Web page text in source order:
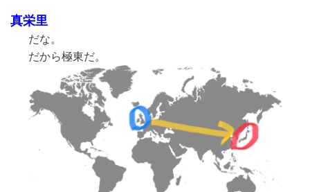
真栄里
だな。
だから極東だ。